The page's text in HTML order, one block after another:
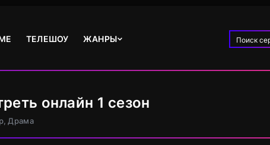
ТЕЛЕШОУ ЖАНРЫ
онлайн 1 сезон
Драма